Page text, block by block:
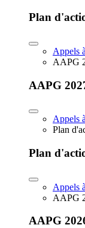
Plan
Appels
AAPG
AAPG
Appels
Plan
Plan
Appels
AAPG
AAPG